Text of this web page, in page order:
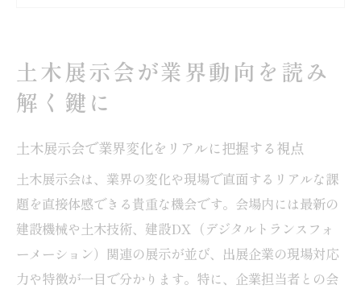
土木分野の未来を展示会で予測するポイン
ト
分析
最新技術を体感できる土木イベント活用法
土木展示会で最先端技術を見抜く体験型ア
プローチ
土木分野の新技術を展示会で効率よく比較
土木展示会が業界動向を読み
解く鍵に
土木展示会で業界変化をリアルに把握する視点
土木展示会は、業界の変化や現場で直面するリアルな課
題を直接体感できる貴重な機会です。会場内には最新の
建設機械や土木技術、建設DX（デジタルトランスフォ
ーメーション）関連の展示が並び、出展企業の現場対応
力や特徴が一目で分かります。特に、企業担当者との会